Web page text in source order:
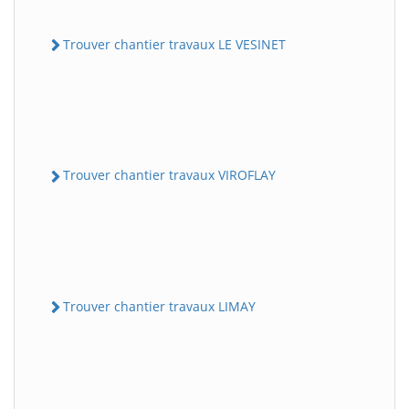
Trouver chantier travaux LE VESINET
Trouver chantier travaux VIROFLAY
Trouver chantier travaux LIMAY